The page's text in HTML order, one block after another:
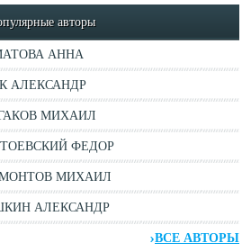
авторы
АННА
АЛЕКСАНДР
МИХАИЛ
ФЕДОР
МИХАИЛ
АЛЕКСАНДР
ВСЕ АВТОРЫ